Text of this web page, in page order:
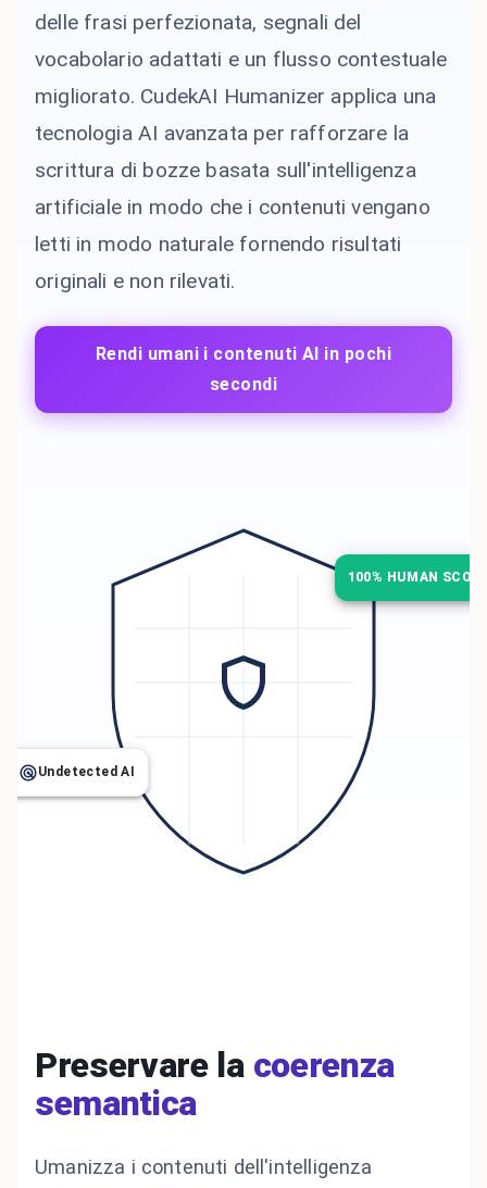
delle frasi perfezionata, segnali del
vocabolario adattati e un flusso contestuale
migliorato. CudekAI Humanizer applica una
tecnologia AI avanzata per rafforzare la
scrittura di bozze basata sull'intelligenza
artificiale in modo che i contenuti vengano
letti in modo naturale fornendo risultati
originali e non rilevati.
Rendi umani i contenuti AI in pochi
secondi
100% HUMAN
Undetected AI
Preservare la coerenza
semantica
Umanizza i contenuti dell'intelligenza